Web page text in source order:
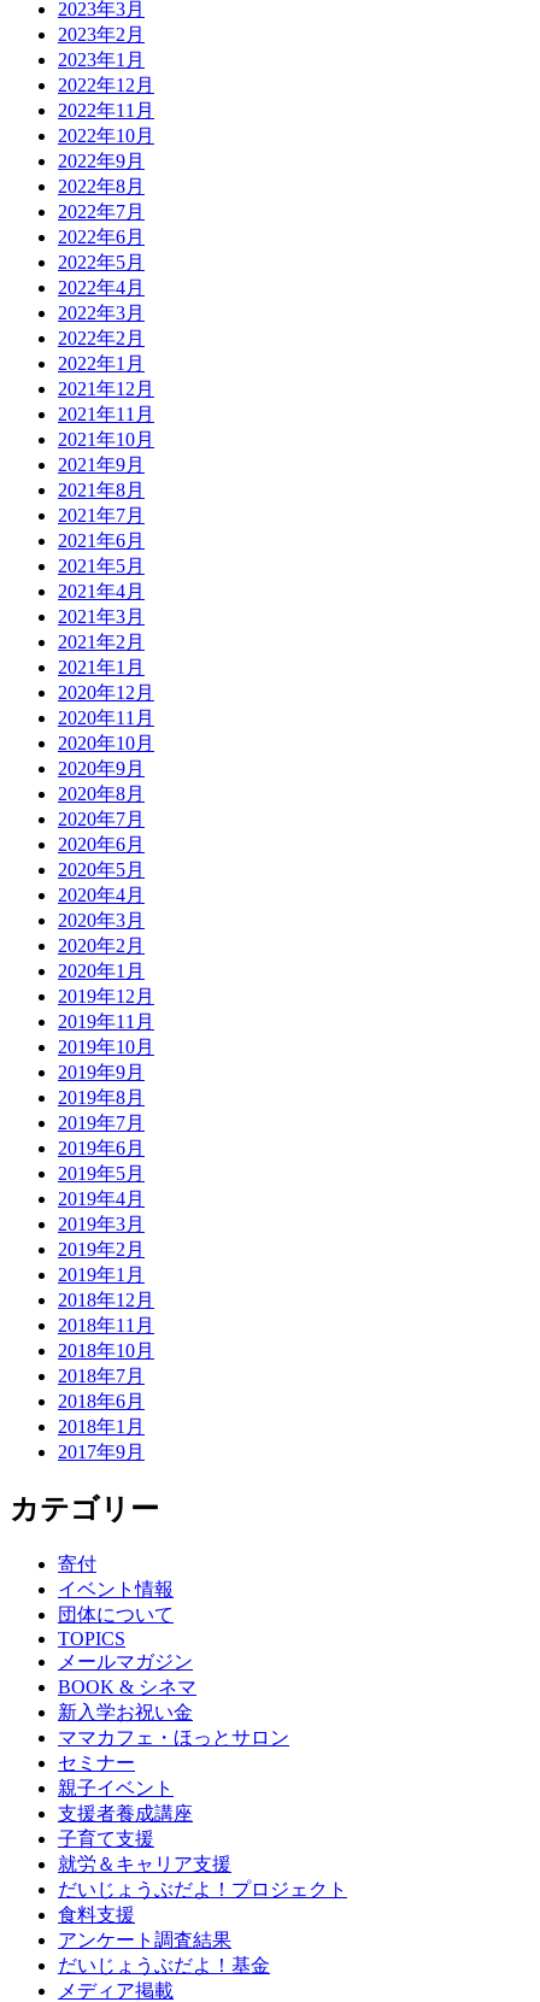
2023年3月
2023年2月
2023年1月
2022年12月
2022年11月
2022年10月
2022年9月
2022年8月
2022年7月
2022年6月
2022年5月
2022年4月
2022年3月
2022年2月
2022年1月
2021年12月
2021年11月
2021年10月
2021年9月
2021年8月
2021年7月
2021年6月
2021年5月
2021年4月
2021年3月
2021年2月
2021年1月
2020年12月
2020年11月
2020年10月
2020年9月
2020年8月
2020年7月
2020年6月
2020年5月
2020年4月
2020年3月
2020年2月
2020年1月
2019年12月
2019年11月
2019年10月
2019年9月
2019年8月
2019年7月
2019年6月
2019年5月
2019年4月
2019年3月
2019年2月
2019年1月
2018年12月
2018年11月
2018年10月
2018年7月
2018年6月
2018年1月
2017年9月
カテゴリー
寄付
イベント情報
団体について
TOPICS
メールマガジン
BOOK & シネマ
新入学お祝い金
ママカフェ・ほっとサロン
セミナー
親子イベント
支援者養成講座
子育て支援
就労＆キャリア支援
だいじょうぶだよ！プロジェクト
食料支援
アンケート調査結果
だいじょうぶだよ！基金
メディア掲載